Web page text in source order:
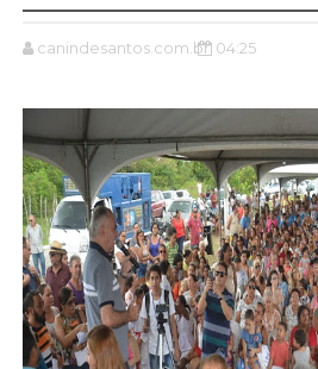
canindesantos.com.br 04:25